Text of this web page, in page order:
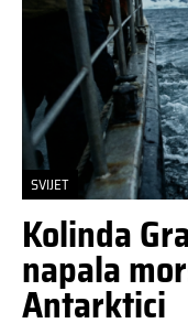
SVIJET
Kolinda
napala
Antarktici